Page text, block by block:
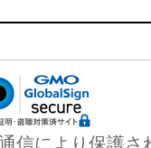
信により保護さ